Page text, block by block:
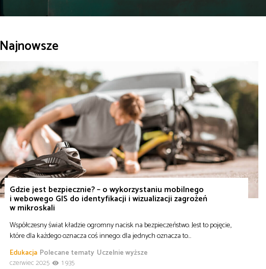
Najnowsze
Gdzie jest bezpiecznie? – o wykorzystaniu mobilnego
i webowego GIS do identyfikacji i wizualizacji zagrożeń
w mikroskali
Współczesny świat kładzie ogromny nacisk na bezpieczeństwo. Jest to pojęcie,
które dla każdego oznacza coś innego: dla jednych oznacza to…
Edukacja Polecane tematy Uczelnie wyższe
czerwiec 2025
1 935